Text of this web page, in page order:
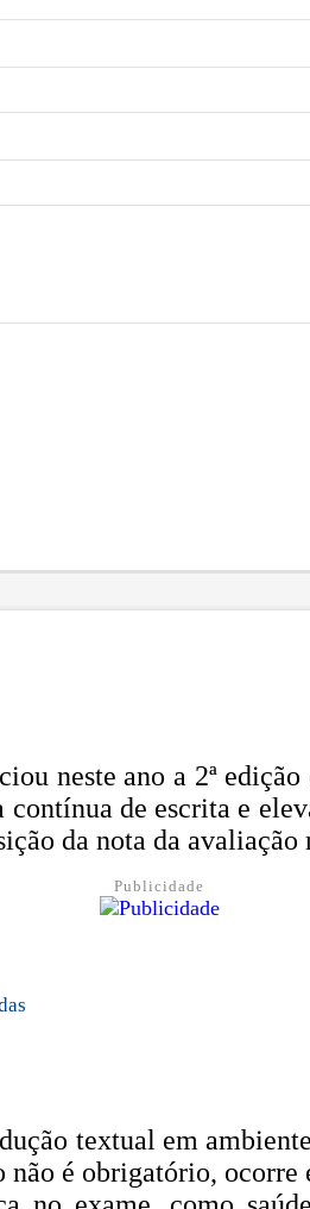
neste ano a 2ª
de escrita e
da nota da avaliação
Publicidade
textual em
é obrigatório,